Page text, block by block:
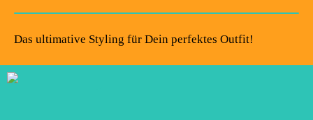
Das ultimative Styling für Dein perfektes Outfit!